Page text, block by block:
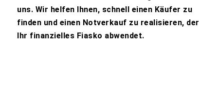
uns. Wir helfen Ihnen, schnell einen Käufer zu
finden und einen Notverkauf zu realisieren, der
Ihr finanzielles Fiasko abwendet.